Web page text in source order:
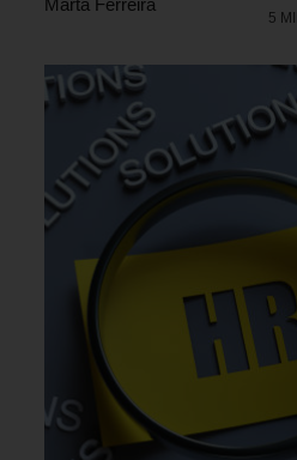
Marta Ferreira
5